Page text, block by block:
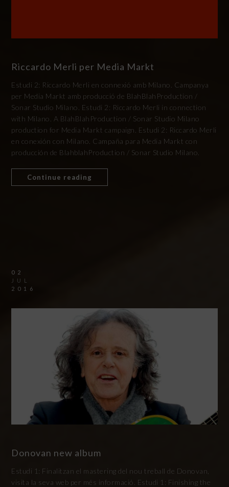
Riccardo Merli per Media Markt
Estudi 2: Riccardo Merli en connexió amb Milano. Campanya
per Media Markt amb producció de BlahBlahProduction /
Sonar Studio Milano. Estudi 2: Riccardo Merli in connection
with Milano. A BlahBlahProduction / Sonar Studio Milano
production for Media Markt campaign. Estudi 2: Riccardo Merli
en conexión con Milano. Campaña para Media Markt con
producción de BlahblahProduction / Sonar Studio Milano.
Continue reading
02
JUL
2016
Donovan new album
Estudi 1: Finalitzan el mastering del nou treball de Donovan,
visita la seva web per més informació. Estudi 1: Finishing the